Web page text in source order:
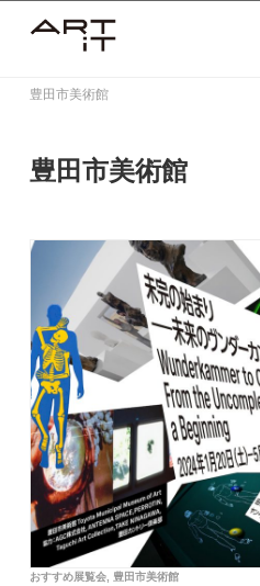
豊田市美術館
豊田市美術館
おすすめ展覧会 豊田市美術館